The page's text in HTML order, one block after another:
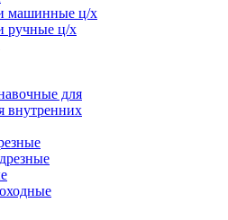
машинные ц/х
ручные ц/х
для
внутренних